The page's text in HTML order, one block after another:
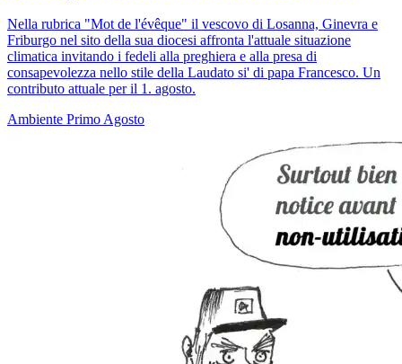
Nella rubrica "Mot de l'évêque" il vescovo di Losanna, Ginevra e
Friburgo nel sito della sua diocesi affronta l'attuale situazione
climatica invitando i fedeli alla preghiera e alla presa di
consapevolezza nello stile della Laudato si' di papa Francesco. Un
contributo attuale per il 1. agosto.
Ambiente Primo Agosto